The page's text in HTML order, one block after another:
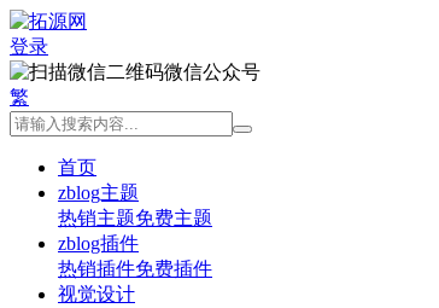
登录
微信公众号
繁
首页
zblog主题
热销主题免费主题
zblog插件
热销插件免费插件
视觉设计